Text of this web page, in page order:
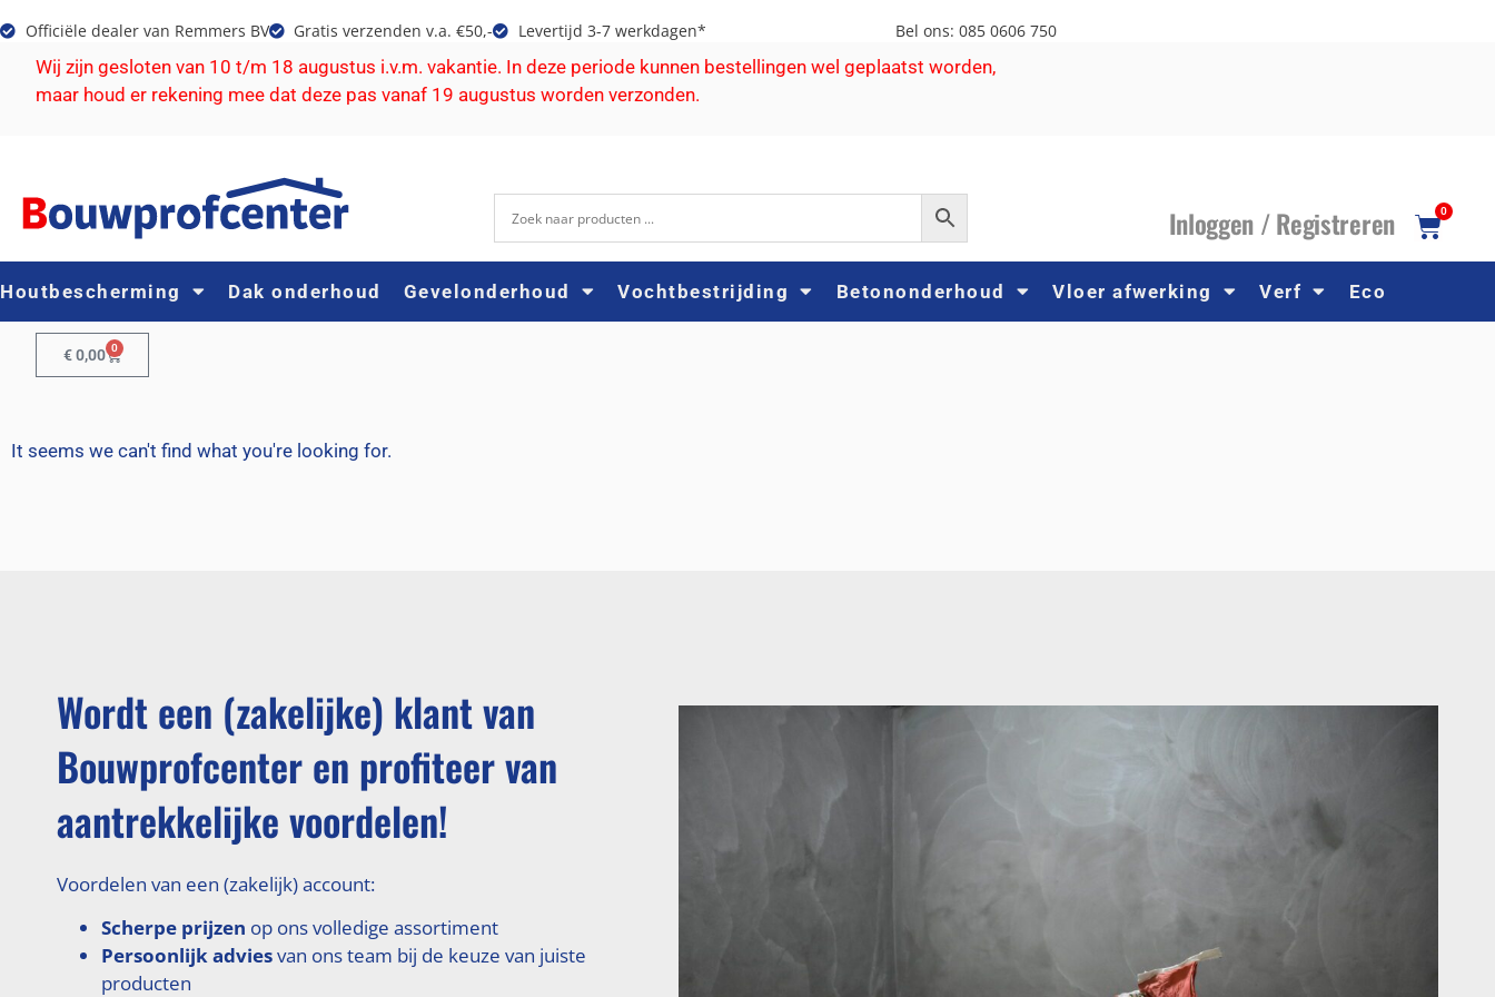
Officiële dealer van Remmers BV Gratis verzenden v.a. €50,- Levertijd 3-7 werkdagen* Bel ons: 085 0606 750
Wij zijn gesloten van 10 t/m 18 augustus i.v.m. vakantie. In deze periode kunnen bestellingen wel geplaatst worden,
maar houd er rekening mee dat deze pas vanaf 19 augustus worden verzonden.
Inloggen /Registreren 0
Houtbescherming Dak onderhoud Gevelonderhoud Vochtbestrijding Betononderhoud Vloer afwerking Verf Eco
€0,00 0
It seems we can't find what you're looking for.
Wordt een (zakelijke) klant van
Bouwprofcenter en profiteer van
aantrekkelijke voordelen!
Voordelen van een (zakelijk) account:
Scherpe prijzen op ons volledige assortiment
Persoonlijk adviesvan ons team bij de keuze van juiste
producten